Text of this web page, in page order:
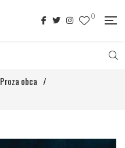
0
Proza obca /